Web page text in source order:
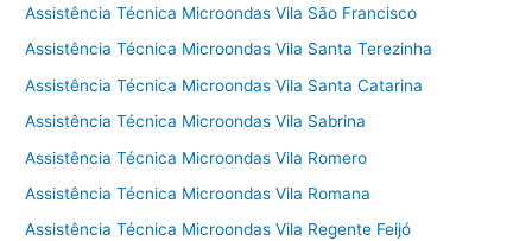
Assistência Técnica Microondas Vila São Francisco
Assistência Técnica Microondas Vila Santa Terezinha
Assistência Técnica Microondas Vila Santa Catarina
Assistência Técnica Microondas Vila Sabrina
Assistência Técnica Microondas Vila Romero
Assistência Técnica Microondas Vila Romana
Assistência Técnica Microondas Vila Regente Feijó